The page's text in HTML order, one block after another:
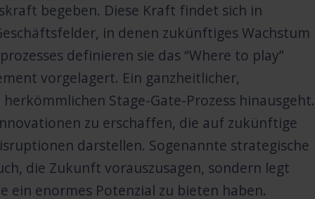
begeben. Diese Kraft findet sich in
in denen zukünftiges Wachstum
definieren sie das “Where to play”
vorgelagert. Ein ganzheitlicher,
Stage-Gate-Prozess hinausgeht.
zu erschaffen, die auf zukünftige
darstellen. Sogenannte strategische
die Zukunft vorauszusagen, sondern legt
ein enormes Potenzial zu bieten haben.